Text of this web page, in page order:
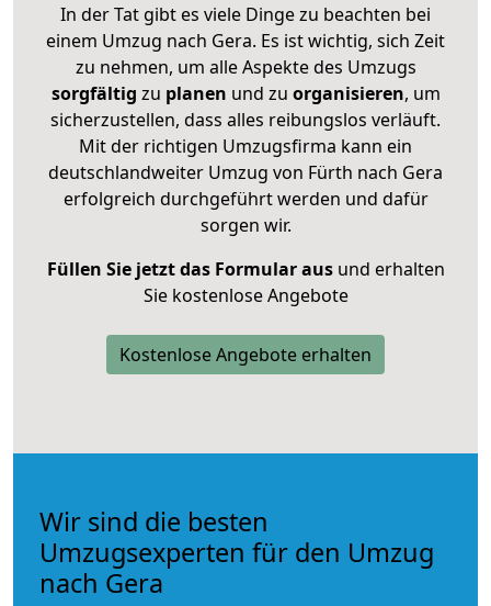
In der Tat gibt es viele Dinge zu beachten bei
einem Umzug nach Gera. Es ist wichtig, sich Zeit
zu nehmen, um alle Aspekte des Umzugs
sorgfältig zu planen und zu organisieren, um
sicherzustellen, dass alles reibungslos verläuft.
Mit der richtigen Umzugsfirma kann ein
deutschlandweiter Umzug von Fürth nach Gera
erfolgreich durchgeführt werden und dafür
sorgen wir.
Füllen Sie jetzt das Formular ausund erhalten
Sie kostenlose Angebote
Kostenlose Angebote erhalten
Wir sind die besten
Umzugsexperten für den Umzug
nach Gera